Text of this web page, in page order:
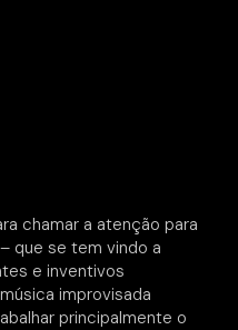
chamar a atenção para
que se tem vindo a
e inventivos
improvisada
principalmente o